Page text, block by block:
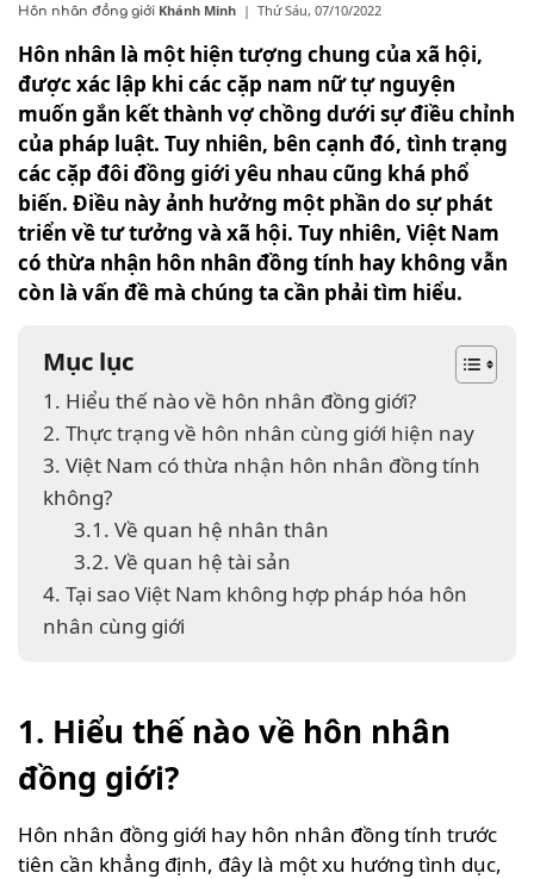
Hôn nhân đồng giới Khánh Minh | Thứ Sáu, 07/10/2022
Hôn nhân là một hiện tượng chung của xã hội,
được xác lập khi các cặp nam nữ tự nguyện
muốn gắn kết thành vợ chồng dưới sự điều chỉnh
của pháp luật. Tuy nhiên, bên cạnh đó, tình trạng
các cặp đôi đồng giới yêu nhau cũng khá phổ
biến. Điều này ảnh hưởng một phần do sự phát
triển về tư tưởng và xã hội. Tuy nhiên, Việt Nam
có thừa nhận hôn nhân đồng tính hay không vẫn
còn là vấn đề mà chúng ta cần phải tìm hiểu.
Mục lục
1. Hiểu thế nào về hôn nhân đồng giới?
2. Thực trạng về hôn nhân cùng giới hiện nay
3. Việt Nam có thừa nhận hôn nhân đồng tính
không?
3.1. Về quan hệ nhân thân
3.2. Về quan hệ tài sản
4. Tại sao Việt Nam không hợp pháp hóa hôn
nhân cùng giới
1. Hiểu thế nào về hôn nhân
đồng giới?
Hôn nhân đồng giới hay hôn nhân đồng tính trước
tiên cần khẳng định, đây là một xu hướng tình dục,